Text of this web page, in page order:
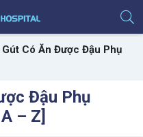
Gút Có Ăn Được Đậu Phụ
Đậu Phụ
– Z]